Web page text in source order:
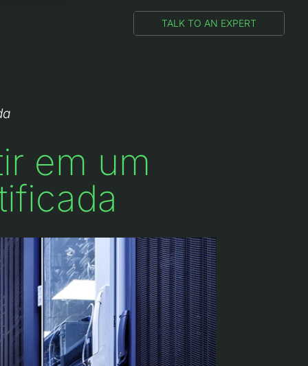
TALK TO AN EXPERT
em um